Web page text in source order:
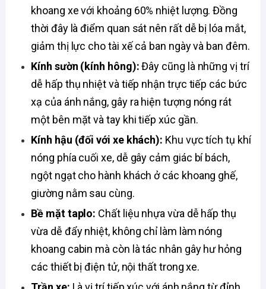
khoang xe với khoảng 60% nhiệt lượng. Đồng
thời đây là điểm quan sát nên rất dễ bị lóa mắt,
giảm thị lực cho tài xế cả ban ngày và ban đêm.
Kính sườn (kính hông): Đây cũng là những vị trí
dễ hấp thụ nhiệt và tiếp nhận trực tiếp các bức
xạ của ánh nắng, gây ra hiện tượng nóng rát
một bên mặt và tay khi tiếp xúc gần.
Kính hậu (đối với xe khách): Khu vực tích tụ khí
nóng phía cuối xe, dễ gây cảm giác bí bách,
ngột ngạt cho hành khách ở các khoang ghế,
giường nằm sau cùng.
Bề mặt taplo: Chất liệu nhựa vừa dễ hấp thụ
vừa dễ đẩy nhiệt, không chỉ làm làm nóng
khoang cabin mà còn là tác nhân gây hư hỏng
các thiết bị điện tử, nội thất trong xe.